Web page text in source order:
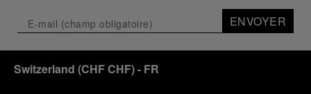
ENVOYER
Switzerland (CHF CHF)- FR